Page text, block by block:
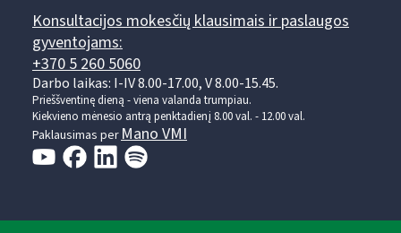
Konsultacijos mokesčių klausimais ir paslaugos
gyventojams:
+370 5 260 5060
Darbo laikas: I-IV 8.00-17.00, V 8.00-15.45.
Prieššventinę dieną - viena valanda trumpiau.
Kiekvieno mėnesio antrą penktadienį 8.00 val. - 12.00 val.
Paklausimas perMano VMI